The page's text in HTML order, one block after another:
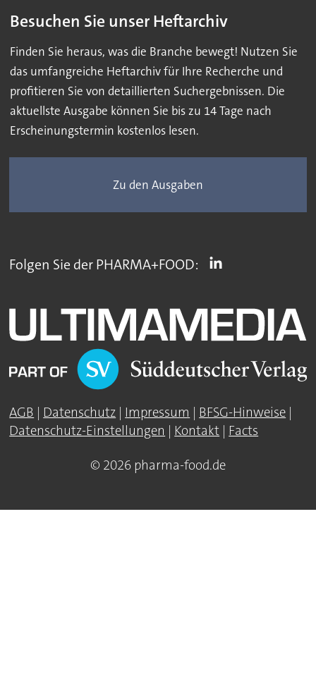
Besuchen Sie unser Heftarchiv
Finden Sie heraus, was die Branche bewegt! Nutzen Sie
das umfangreiche Heftarchiv für Ihre Recherche und
profitieren Sie von detaillierten Suchergebnissen. Die
aktuellste Ausgabe können Sie bis zu 14 Tage nach
Erscheinungstermin kostenlos lesen.
Zu den Ausgaben
Folgen Sie der PHARMA+FOOD:
AGB | Datenschutz | Impressum | BFSG-Hinweise |
Datenschutz-Einstellungen | Kontakt | Facts
© 2026 pharma-food.de